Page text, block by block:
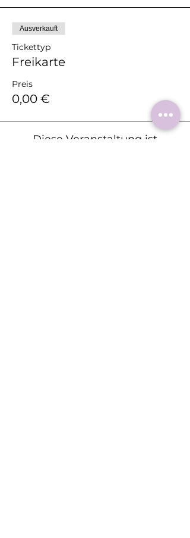
Ausverkauft
Tickettyp
Freikarte
Preis
0,00 €
Diese Veranstaltung ist